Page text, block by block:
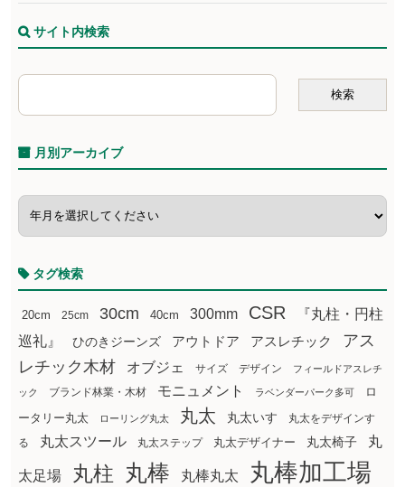
サイト内検索
月別アーカイブ
タグ検索
20cm 25cm 30cm 40cm 300mm CSR
『丸柱・円柱
巡礼』
ひのきジーンズ アウトドア アスレチック
アス
レチック木材
オブジェ サイズ デザイン フィールドアスレチ
ック ブランド林業・木材 モニュメント ラベンダーパーク多可
ロ
ータリー丸太
ローリング丸太 丸太 丸太いす
丸太をデザインす
る
丸太スツール 丸太ステップ 丸太デザイナー 丸太椅子 丸
太足場 丸柱 丸棒 丸棒丸太 丸棒加工場